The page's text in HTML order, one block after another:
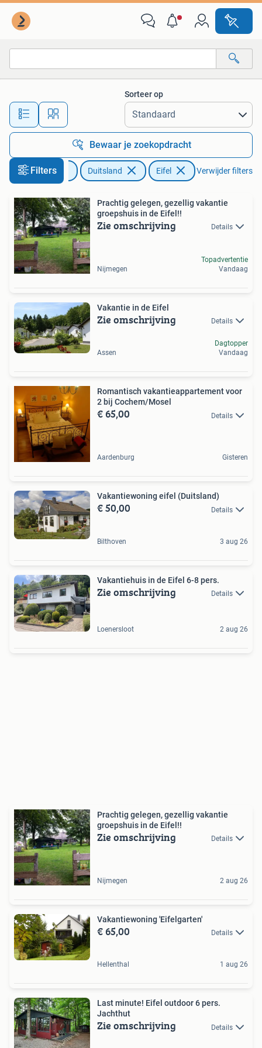
Alle afstanden…
Sorteer op
Bewaar je zoekopdracht
Filters
Vakantie Duitsland Eifel Verwijder filters
Prachtig gelegen, gezellig vakantie
groepshuis in de Eifel!!
Zie omschrijving Details
Nijmegen
Topadvertentie
Vandaag
Vakantie in de Eifel
Zie omschrijving Details
Assen
Dagtopper
Vandaag
Romantisch vakantieappartement voor
2 bij Cochem/Mosel
€ 65,00 Details
Aardenburg Gisteren
Vakantiewoning eifel (Duitsland)
€ 50,00 Details
Bilthoven 3 aug 26
Vakantiehuis in de Eifel 6-8 pers.
Zie omschrijving Details
Loenersloot 2 aug 26
Prachtig gelegen, gezellig vakantie
groepshuis in de Eifel!!
Zie omschrijving Details
Nijmegen 2 aug 26
Vakantiewoning 'Eifelgarten'
€ 65,00 Details
Hellenthal 1 aug 26
Last minute! Eifel outdoor 6 pers.
Jachthut
Zie omschrijving Details